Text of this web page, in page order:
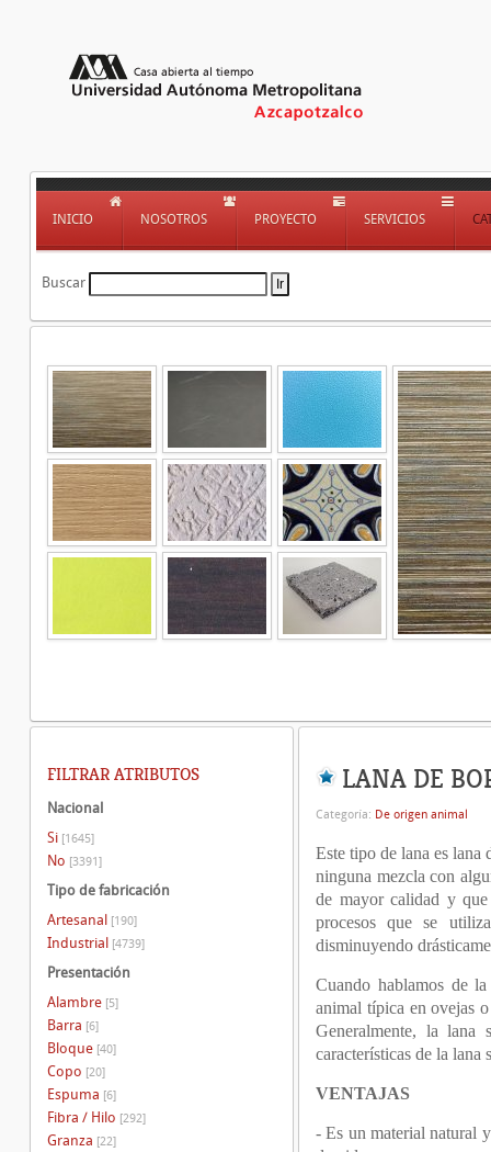
INICIO NOSOTROS PROYECTO SERVICIOS
Buscar
LANA DE
Categoría: De origen animal
Este tipo de lana es lana
ninguna mezcla con
de mayor calidad y
procesos que se
disminuyendo
Cuando hablamos de
animal típica en ovejas
Generalmente, la lana
características de la lana
VENTAJAS
- Es un material natural
FILTRAR ATRIBUTOS
Nacional
Si [1645]
No [3391]
Tipo de fabricación
Artesanal [190]
Industrial [4739]
Presentación
Alambre [5]
Barra [6]
Bloque [40]
Copo [20]
Espuma [6]
Fibra / Hilo [292]
Granza [22]